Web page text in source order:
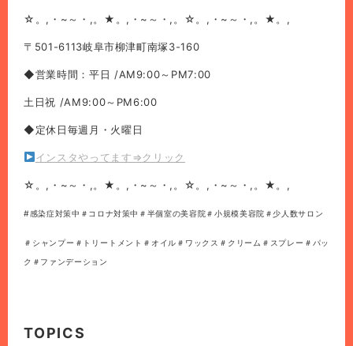
☆。,・~～・,。★。,・~～・,。☆。,・~～・,。★。,
〒501-6113岐阜市柳津町南塚3-160
◆営業時間：平日 /AM9:00～PM7:00
土日祝 /AM9:00～PM6:00
◆定休日毎週月・火曜日
インスタやってます⇒クリック
☆。,・~～・,。★。,・~～・,。☆。,・~～・,。★。,
#感染症対策中＃コロナ対策中＃半個室の美容院＃小規模美容院＃少人数サロン
＃シャンプー＃トリートメント＃オイル＃ワックス＃クリーム＃スプレー＃パッ
ク＃ファンデーション
TOPICS